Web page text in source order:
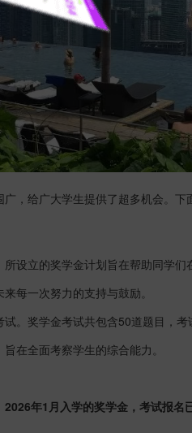
，给广大学生提供了超多机会。
设立的奖学金计划旨在帮助同学
每一次努力的支持与鼓励。
试。奖学金考试共包含50道题目，
在全面考察学生的综合能力。
年1月入学的奖学金，考试报